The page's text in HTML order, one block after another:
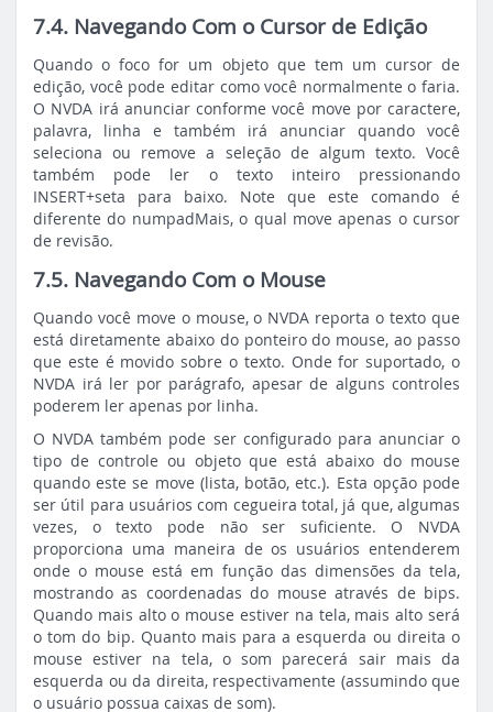
7.4. Navegando Com o Cursor de Edição
Quando o foco for um objeto que tem um cursor de
edição, você pode editar como você normalmente o faria.
O NVDA irá anunciar conforme você move por caractere,
palavra, linha e também irá anunciar quando você
seleciona ou remove a seleção de algum texto. Você
também pode ler o texto inteiro pressionando
INSERT+seta para baixo. Note que este comando é
diferente do numpadMais, o qual move apenas o cursor
de revisão.
7.5. Navegando Com o Mouse
Quando você move o mouse, o NVDA reporta o texto que
está diretamente abaixo do ponteiro do mouse, ao passo
que este é movido sobre o texto. Onde for suportado, o
NVDA irá ler por parágrafo, apesar de alguns controles
poderem ler apenas por linha.
O NVDA também pode ser configurado para anunciar o
tipo de controle ou objeto que está abaixo do mouse
quando este se move (lista, botão, etc.). Esta opção pode
ser útil para usuários com cegueira total, já que, algumas
vezes, o texto pode não ser suficiente. O NVDA
proporciona uma maneira de os usuários entenderem
onde o mouse está em função das dimensões da tela,
mostrando as coordenadas do mouse através de bips.
Quando mais alto o mouse estiver na tela, mais alto será
o tom do bip. Quanto mais para a esquerda ou direita o
mouse estiver na tela, o som parecerá sair mais da
esquerda ou da direita, respectivamente (assumindo que
o usuário possua caixas de som).